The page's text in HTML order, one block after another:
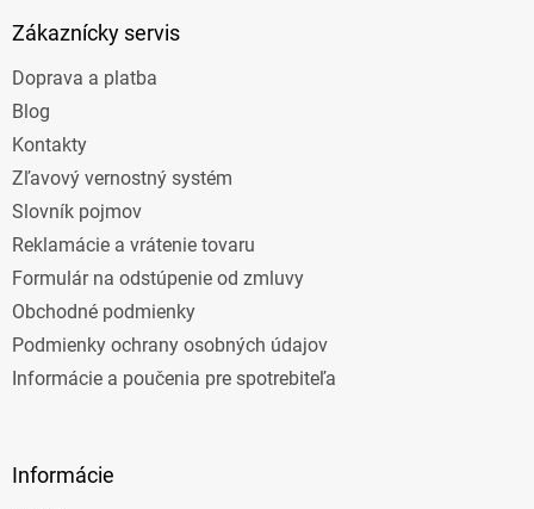
Zákaznícky servis
Doprava a platba
Blog
Kontakty
Zľavový vernostný systém
Slovník pojmov
Reklamácie a vrátenie tovaru
Formulár na odstúpenie od zmluvy
Obchodné podmienky
Podmienky ochrany osobných údajov
Informácie a poučenia pre spotrebiteľa
Informácie